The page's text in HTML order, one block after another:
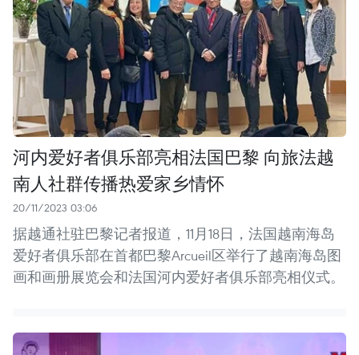
河内爱好者俱乐部亮相法国巴黎 向旅法越
南人社群传播热爱家乡情怀
20/11/2023 03:06
据越通社驻巴黎记者报道，11月18日，法国越南海岛
爱好者俱乐部在首都巴黎Arcueil区举行了越南海岛图
画和画册展览会和法国河内爱好者俱乐部亮相仪式。